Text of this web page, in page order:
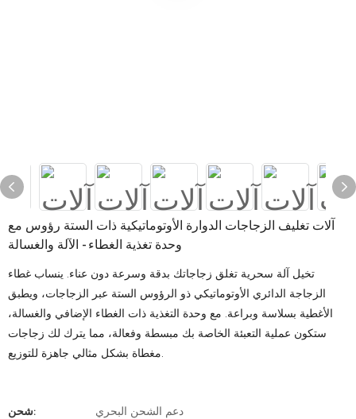
آلات تغليف الزجاجات الدوارة الأوتوماتيكية ذات الستة رؤوس مع
وحدة تغذية الغطاء - الآلة والغسالة
تخيل آلة سحرية تغلق زجاجاتك بدقة وسرعة دون عناء. ينساب غطاء
الزجاجة الدائري الأوتوماتيكي ذو الرؤوس الستة عبر الزجاجات، ويطبق
الأغطية بسلاسة وبراعة. مع وحدة التغذية ذات الغطاء الإضافي والغسالة،
ستكون عملية التعبئة الخاصة بك مبسطة وفعالة، مما يترك لك زجاجات
مغطاة بشكل مثالي جاهزة للتوزيع.
شحن:
دعم الشحن البحري